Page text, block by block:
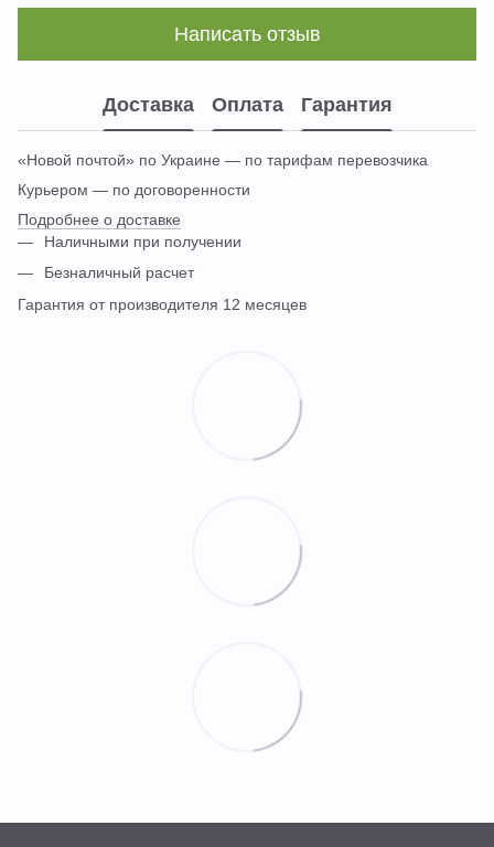
Написать отзыв
Доставка Оплата Гарантия
«Новой почтой» по Украине — по тарифам перевозчика
Курьером — по договоренности
Подробнее о доставке
Наличными при получении
Безналичный расчет
Гарантия от производителя 12 месяцев